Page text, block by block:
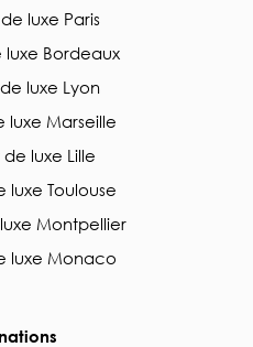
luxe Paris
luxe Bordeaux
luxe Lyon
luxe Marseille
luxe Lille
luxe Toulouse
Montpellier
luxe Monaco